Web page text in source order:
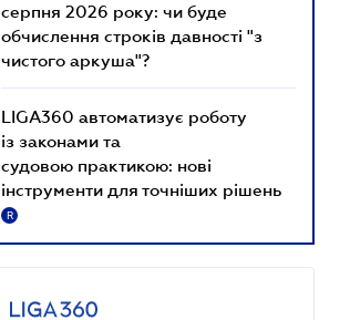
серпня 2026 року: чи буде
обчислення строків давності "з
чистого аркуша"?
LIGA360 автоматизує роботу
із законами та
судовою практикою: нові
інструменти для точніших рішень
R